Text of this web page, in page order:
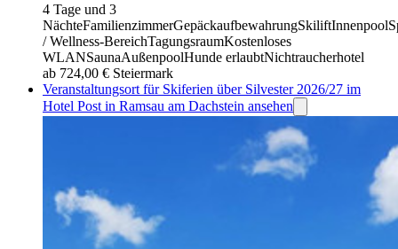
4 Tage und 3
NächteFamilienzimmerGepäckaufbewahrungSkiliftInnenpool
/ Wellness-BereichTagungsraumKostenloses
WLANSaunaAußenpoolHunde erlaubtNichtraucherhotel
ab 724,00 € Steiermark
Veranstaltungsort für Skiferien über Silvester 2026/27 im
Hotel Post in Ramsau am Dachstein ansehen